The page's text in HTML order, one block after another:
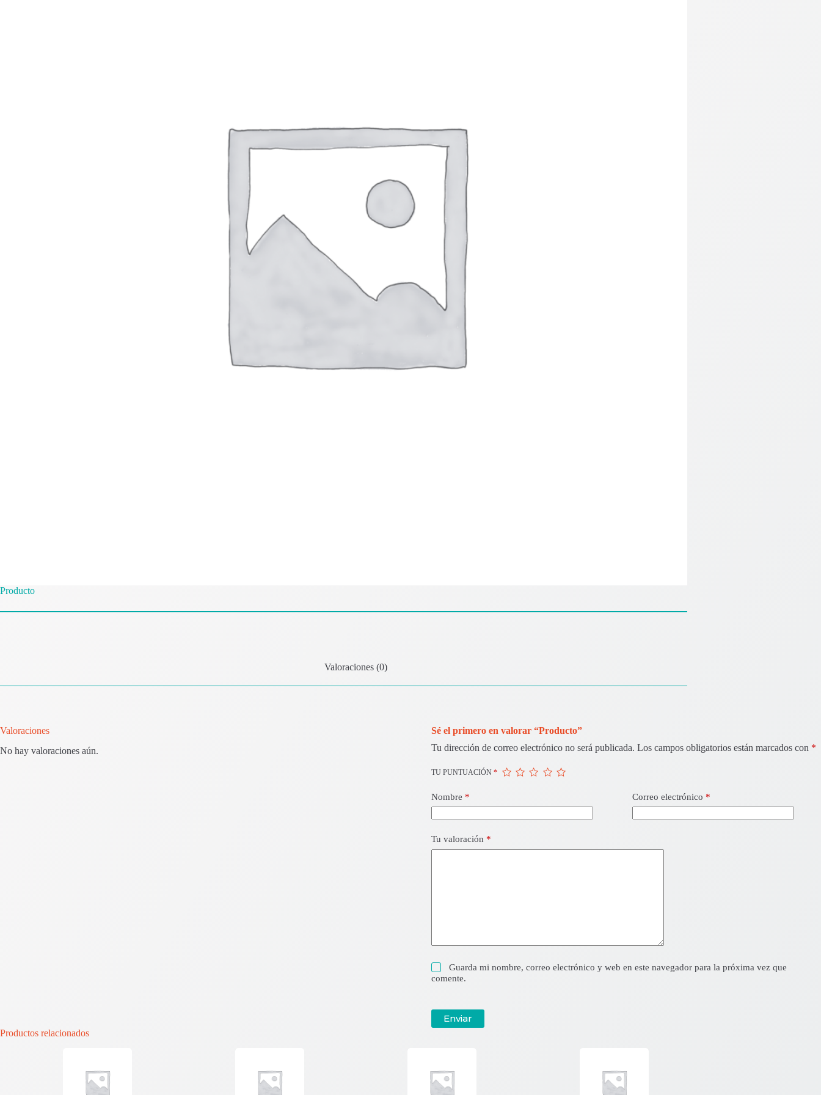
Producto
Valoraciones (0)
Valoraciones
No hay valoraciones aún.
Sé el primero en valorar “Producto”
Tu dirección de correo electrónico no será publicada. Los campos obligatorios están marcados con *
TU PUNTUACIÓN *
Nombre * Correo electrónico *
Tu valoración *
Guarda mi nombre, correo electrónico y web en este navegador para la próxima vez que
comente.
Enviar
Productos relacionados